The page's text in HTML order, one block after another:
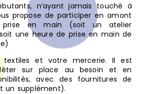
n’ayant jamais touché à
propose de participer en amont
en main (soit un atelier
une heure de prise en main de
textiles et votre mercerie. Il est
sur place au besoin et en
avec des fournitures de
un supplément).